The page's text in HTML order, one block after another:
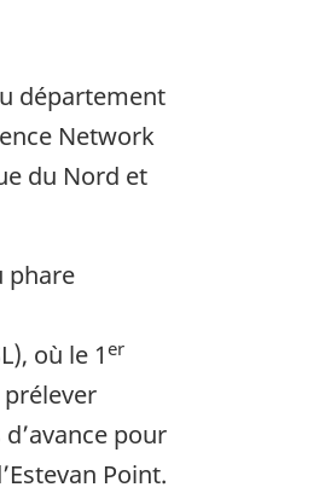
département
Network
du Nord et
phare
où le 1 er
pour
Point.